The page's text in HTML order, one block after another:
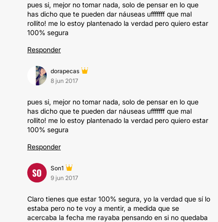
pues si, mejor no tomar nada, solo de pensar en lo que
has dicho que te pueden dar náuseas ufffffff que mal
rollito! me lo estoy plantenado la verdad pero quiero estar
100% segura
Responder
dorapecas
8 jun 2017
pues si, mejor no tomar nada, solo de pensar en lo que
has dicho que te pueden dar náuseas ufffffff que mal
rollito! me lo estoy plantenado la verdad pero quiero estar
100% segura
Responder
SO
Son1
9 jun 2017
Claro tienes que estar 100% segura, yo la verdad que sí lo
estaba pero no te voy a mentir, a medida que se
acercaba la fecha me rayaba pensando en si no quedaba